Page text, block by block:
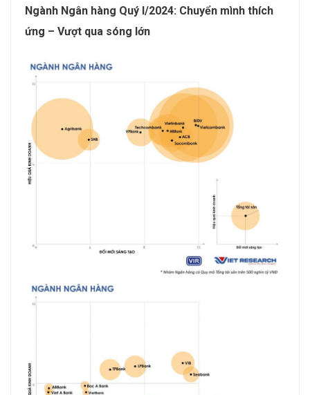
Ngành Ngân hàng Quý I/2024: Chuyển mình thích
ứng – Vượt qua sóng lớn